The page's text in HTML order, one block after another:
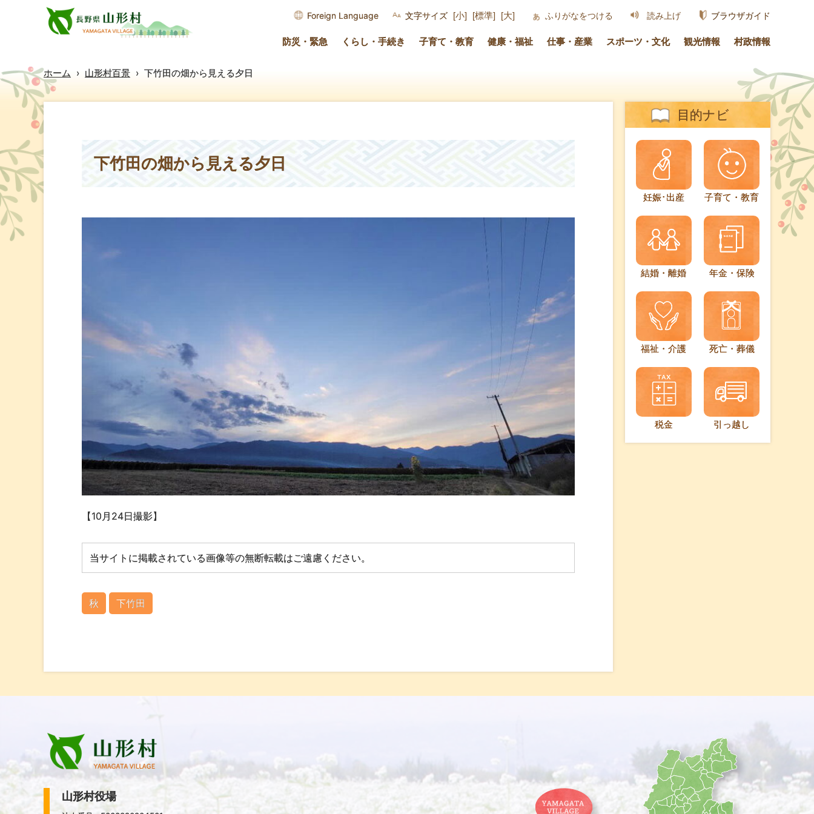
Foreign Language 文字サイズ [小] [標準] [大] ふりがなをつける 読み上げ ブラウザガイド
防災・緊急 くらし・手続き 子育て・教育 健康・福祉 仕事・産業 スポーツ・文化 観光情報 村政情報
ホーム › 山形村百景 › 下竹田の畑から見える夕日
下竹田の畑から見える夕日
【10月24日撮影】
当サイトに掲載されている画像等の無断転載はご遠慮ください。
秋 下竹田
目的ナビ
妊娠･出産 子育て・教育
結婚・離婚 年金・保険
福祉・介護 死亡・葬儀
税金 引っ越し
山形村役場